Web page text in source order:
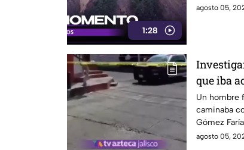
1:28
agosto 05,
que iba
Un hombre
caminaba
Gómez
investigan
agosto 05,